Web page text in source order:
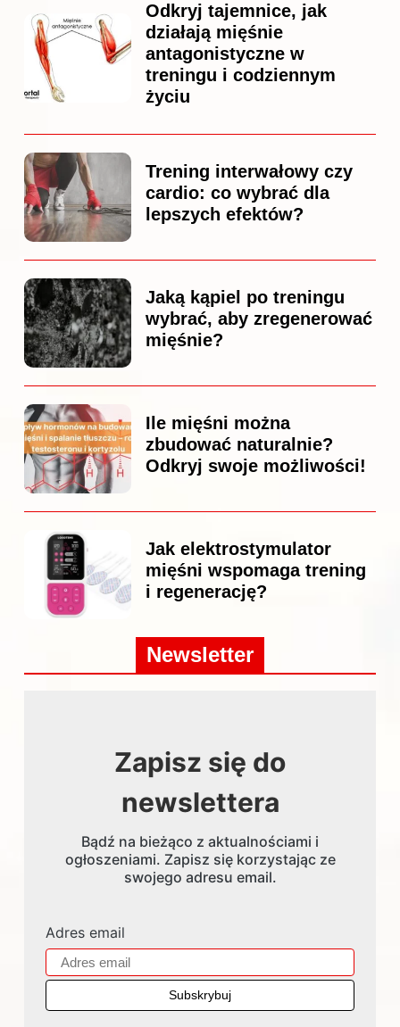
Odkryj tajemnice, jak
działają mięśnie
antagonistyczne w
treningu i codziennym
życiu
Trening interwałowy czy
cardio: co wybrać dla
lepszych efektów?
Jaką kąpiel po treningu
wybrać, aby zregenerować
mięśnie?
Ile mięśni można
zbudować naturalnie?
Odkryj swoje możliwości!
Jak elektrostymulator
mięśni wspomaga trening
i regenerację?
Newsletter
Zapisz się do
newslettera
Bądź na bieżąco z aktualnościami i
ogłoszeniami. Zapisz się korzystając ze
swojego adresu email.
Adres email